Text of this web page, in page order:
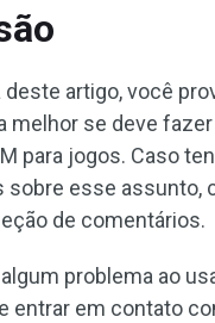
deste artigo, você
melhor se deve
para jogos. Caso
sobre esse assunto,
de comentários.
problema ao
entrar em contato